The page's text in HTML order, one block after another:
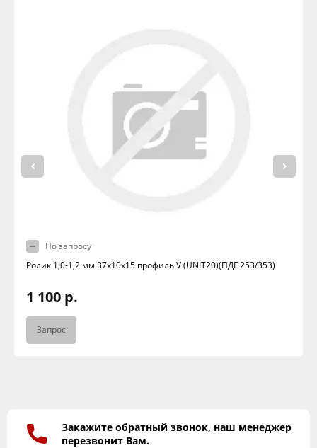
По запросу
Ролик 1,0-1,2 мм 37х10х15 профиль V (UNIT20)(ПДГ 253/353)
1 100 р.
Запрос
Закажите обратный звонок, наш менеджер
перезвонит Вам.